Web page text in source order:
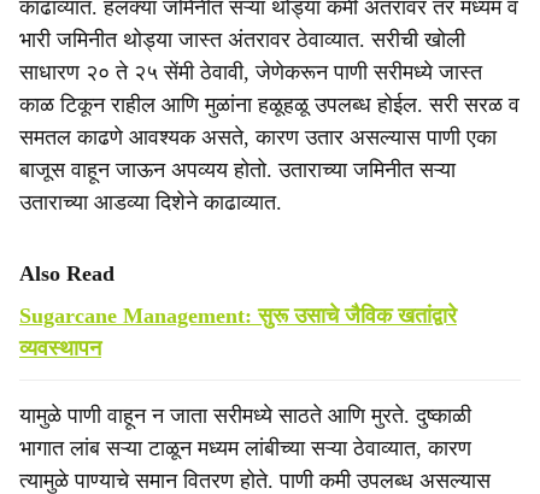
काढाव्यात. हलक्या जमिनीत सऱ्या थोड्या कमी अंतरावर तर मध्यम व
भारी जमिनीत थोड्या जास्त अंतरावर ठेवाव्यात. सरीची खोली
साधारण २० ते २५ सेंमी ठेवावी, जेणेकरून पाणी सरीमध्ये जास्त
काळ टिकून राहील आणि मुळांना हळूहळू उपलब्ध होईल. सरी सरळ व
समतल काढणे आवश्यक असते, कारण उतार असल्यास पाणी एका
बाजूस वाहून जाऊन अपव्यय होतो. उताराच्या जमिनीत सऱ्या
उताराच्या आडव्या दिशेने काढाव्यात.
Also Read
Sugarcane Management: सुरू उसाचे जैविक खतांद्वारे
व्यवस्थापन
यामुळे पाणी वाहून न जाता सरीमध्ये साठते आणि मुरते. दुष्काळी
भागात लांब सऱ्या टाळून मध्यम लांबीच्या सऱ्या ठेवाव्यात, कारण
त्यामुळे पाण्याचे समान वितरण होते. पाणी कमी उपलब्ध असल्यास